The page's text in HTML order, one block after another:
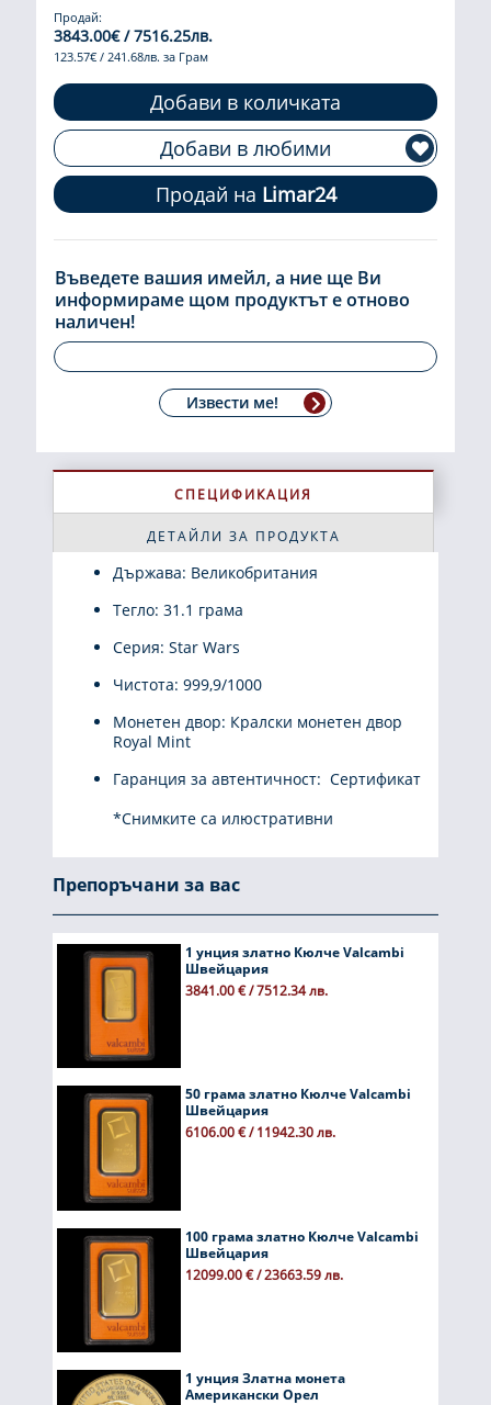
Продай:
3843.00€ / 7516.25лв.
123.57€ / 241.68лв. за Грам
Добави в количката
Добави в любими
Продай на Limar24
Въведете вашия имейл, а ние ще Ви
информираме щом продуктът е отново
наличен!
Извести ме!
СПЕЦИФИКАЦИЯ
ДЕТАЙЛИ ЗА ПРОДУКТА
Държава: Великобритания
Тегло: 31.1 грама
Серия: Star Wars
Чистота: 999,9/1000
Монетен двор: Кралски монетен двор
Royal Mint
Гаранция за автентичност: Сертификат
*Снимките са илюстративни
Препоръчани за вас
1 унция златно Кюлче Valcambi
Швейцария
3841.00 € / 7512.34 лв.
50 грама златно Кюлче Valcambi
Швейцария
6106.00 € / 11942.30 лв.
100 грама златно Кюлче Valcambi
Швейцария
12099.00 € / 23663.59 лв.
1 унция Златна монета
Американски Орел